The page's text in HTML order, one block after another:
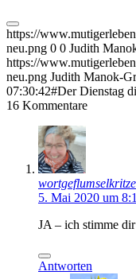
https://
neu.png 0 0 Judith
https://
neu.png Judith Manok-
07:30:42#Der Dienstag
16 Kommentare
5. Mai 2020 um
JA – ich stimme
Antworten